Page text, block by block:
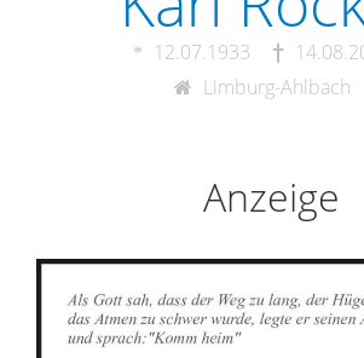
12.07.1933
Limburg-Ahlbach
Anzeige